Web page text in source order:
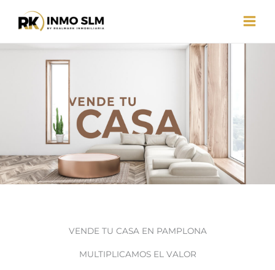
VENDE TU CASA EN PAMPLONA
MULTIPLICAMOS EL VALOR